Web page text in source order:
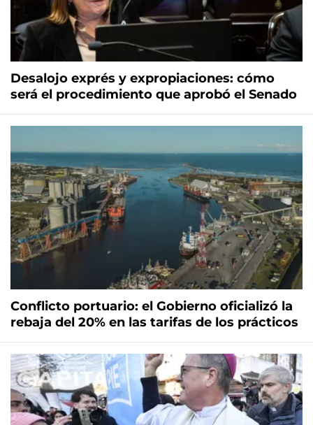
Desalojo exprés y expropiaciones: cómo
será el procedimiento que aprobó el Senado
Conflicto portuario: el Gobierno oficializó la
rebaja del 20% en las tarifas de los prácticos